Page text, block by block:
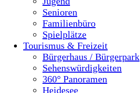
Senioren
Familienbüro
Spielplätze
Tourismus & Freizeit
Bürgerhaus / Bürgerpark
Sehenswürdigkeiten
360° Panoramen
Heidesee